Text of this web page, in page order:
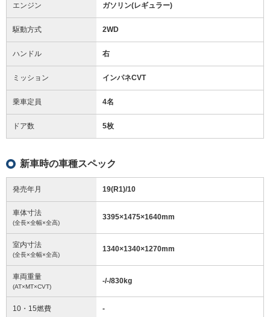
エンジン ガソリン(レギュラー)
駆動方式 2WD
ハンドル 右
ミッション インパネCVT
乗車定員 4名
ドア数 5枚
新車時の車種スペック
発売年月 19(R1)/10
車体寸法
(全長×全幅×全高)
3395×1475×1640mm
室内寸法
(全長×全幅×全高)
1340×1340×1270mm
車両重量
(AT×MT×CVT)
-/-/830kg
10・15燃費 -